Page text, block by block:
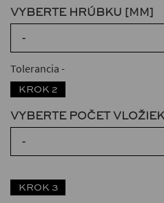
VYBERTE HRÚBKU [MM]
-
Tolerancia -
KROK 2
VYBERTE POČET VLOŽIEK
-
KROK 3